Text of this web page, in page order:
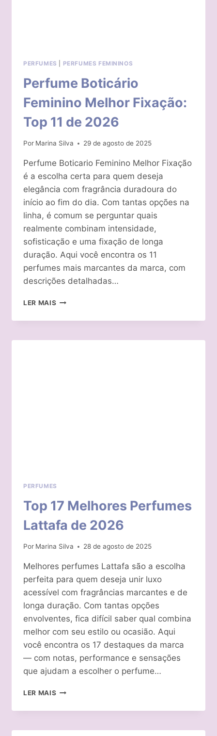
PERFUMES PERFUMES FEMININOS
Perfume Boticário
Feminino Melhor Fixação:
Top 11 de 2026
Por Marina Silva 29 de agosto de 2025
Perfume Boticario Feminino Melhor Fixação
é a escolha certa para quem deseja
elegância com fragrância duradoura do
início ao fim do dia. Com tantas opções na
linha, é comum se perguntar quais
realmente combinam intensidade,
sofisticação e uma fixação de longa
duração. Aqui você encontra os 11
perfumes mais marcantes da marca, com
descrições detalhadas…
LER MAIS PERFUME
FEMININO
FIXAÇÃO:
PERFUMES
Top 17 Melhores Perfumes
Lattafa de 2026
Por Marina Silva 28 de agosto de 2025
Melhores perfumes Lattafa são a escolha
perfeita para quem deseja unir luxo
acessível com fragrâncias marcantes e de
longa duração. Com tantas opções
envolventes, fica difícil saber qual combina
melhor com seu estilo ou ocasião. Aqui
você encontra os 17 destaques da marca
— com notas, performance e sensações
que ajudam a escolher o perfume…
LER MAIS TOP
MELHORES
LATTAFA